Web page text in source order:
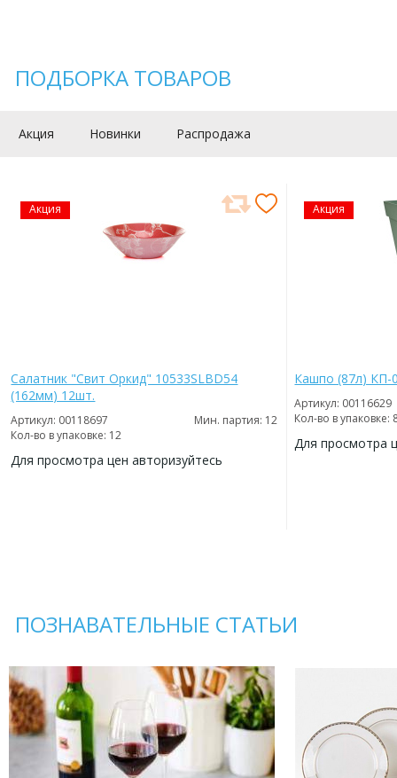
ПОДБОРКА ТОВАРОВ
Акция Новинки Распродажа
Акция
Салатник "Свит Оркид" 10533SLBD54
(162мм) 12шт.
Артикул: 00118697
Мин. партия: 12
Кол-во в упаковке: 12
Для просмотра цен авторизуйтесь
Акция
Кашпо (87л) КП-
Артикул: 00116629
Кол-во в упаковке:
Для просмотра
ПОЗНАВАТЕЛЬНЫЕ СТАТЬИ